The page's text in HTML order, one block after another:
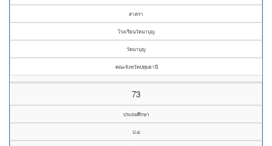
สาตรา
โรงเรียนวัดนาบุญ
วัดนาบุญ
คณะจังหวัดปทุมธานี
73
ประถมศึกษา
ป.๔